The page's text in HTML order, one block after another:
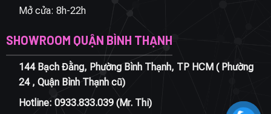
Mở cửa: 8h-22h
SHOWROOM QUẬN BÌNH THẠNH
144 Bạch Đằng, Phường Bình Thạnh, TP HCM ( Phường
24 , Quận Bình Thạnh cũ)
Hotline: 0933.833.039(Mr. Thi)